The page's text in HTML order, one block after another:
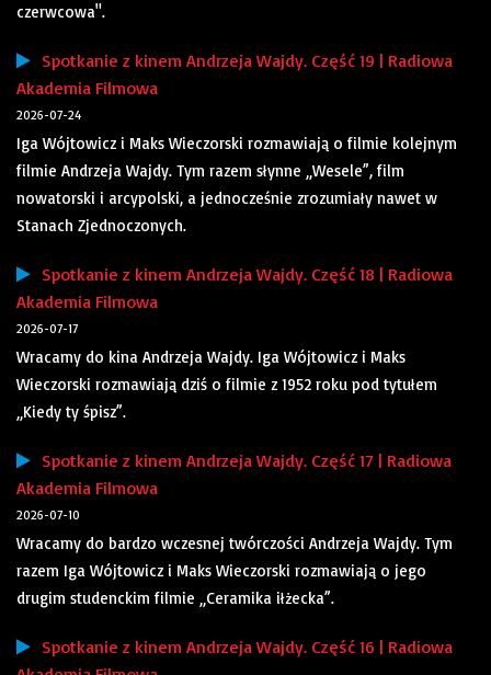
czerwcowa".
Spotkanie z kinem Andrzeja Wajdy. Część 19 | Radiowa
Akademia Filmowa
2026-07-24
Iga Wójtowicz i Maks Wieczorski rozmawiają o filmie kolejnym
filmie Andrzeja Wajdy. Tym razem słynne „Wesele”, film
nowatorski i arcypolski, a jednocześnie zrozumiały nawet w
Stanach Zjednoczonych.
Spotkanie z kinem Andrzeja Wajdy. Część 18 | Radiowa
Akademia Filmowa
2026-07-17
Wracamy do kina Andrzeja Wajdy. Iga Wójtowicz i Maks
Wieczorski rozmawiają dziś o filmie z 1952 roku pod tytułem
„Kiedy ty śpisz”.
Spotkanie z kinem Andrzeja Wajdy. Część 17 | Radiowa
Akademia Filmowa
2026-07-10
Wracamy do bardzo wczesnej twórczości Andrzeja Wajdy. Tym
razem Iga Wójtowicz i Maks Wieczorski rozmawiają o jego
drugim studenckim filmie „Ceramika iłżecka”.
Spotkanie z kinem Andrzeja Wajdy. Część 16 | Radiowa